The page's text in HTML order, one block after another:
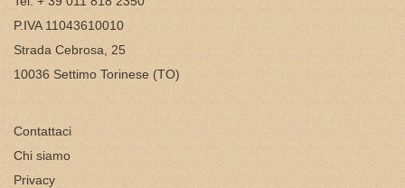
P.IVA 11043610010
Strada Cebrosa, 25
10036 Settimo Torinese (TO)
Contattaci
Chi siamo
Privacy